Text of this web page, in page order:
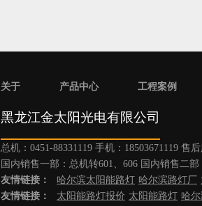
关于 产品中心 工程案例
黑龙江金太阳光电有限公司
总机：0451-88331119 手机：18503671119 售
国内销售一部：总机转601、606 国内销售二
友情链接：
哈尔滨太阳能路灯 哈尔滨路灯厂
友情链接：
太阳能路灯报价 太阳能路灯 哈